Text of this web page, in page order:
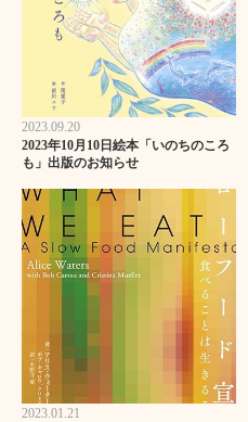
2023.09.20
2023年10月10日絵本「いのちのころ
も」出版のお知らせ
2023.01.21